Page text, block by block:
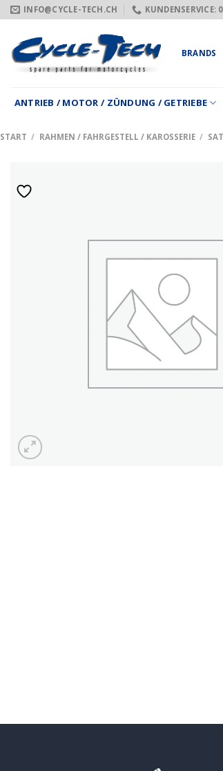
Zum
Inhalt
springen
INFO@CYCLE-TECH.CH KUNDENSERVICE:
BRANDS
ANTRIEB / MOTOR / ZÜNDUNG / GETRIEBE
START / RAHMEN / FAHRGESTELL / KAROSSERIE /